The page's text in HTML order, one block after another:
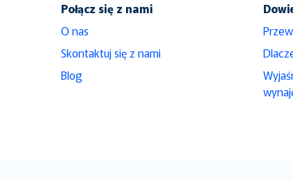
Połącz się z nami
O nas
Skontaktuj się z nami
Blog